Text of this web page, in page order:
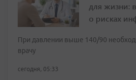
для жизни:
о рисках
При давлении выше 140/90
врачу
сегодня, 05:33